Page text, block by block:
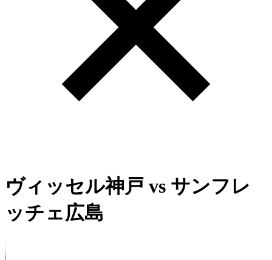
ヴィッセル神戸 vs サンフレ
ッチェ広島